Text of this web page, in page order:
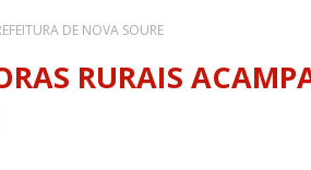
DE NOVA SOURE
RURAIS